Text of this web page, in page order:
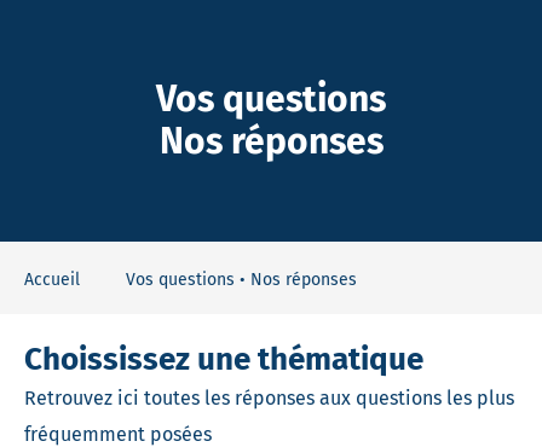
Vos questions
Nos réponses
Accueil Vos questions • Nos réponses
Choississez une thématique
Retrouvez ici toutes les réponses aux questions les plus
fréquemment posées